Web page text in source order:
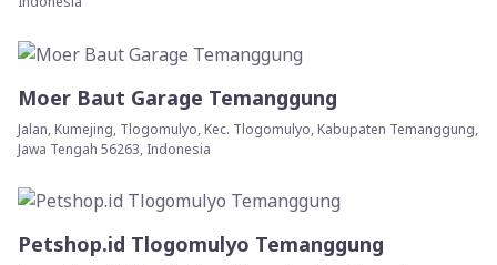
Moer Baut Garage Temanggung
Jalan, Kumejing, Tlogomulyo, Kec. Tlogomulyo, Kabupaten Temanggung,
Jawa Tengah 56263, Indonesia
Petshop.id Tlogomulyo Temanggung